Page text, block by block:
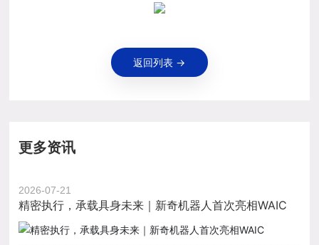
返回列表 →
更多资讯
2026-07-21
精密执行，承载具身未来｜新奇机器人首次亮相WAIC